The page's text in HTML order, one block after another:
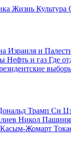
Жизнь Культура
Израиля и
Нефть и газ Где
Трамп Си
Никол
Касым-Жомарт